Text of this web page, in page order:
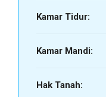
Kamar Tidur:
Kamar Mandi:
Hak Tanah: